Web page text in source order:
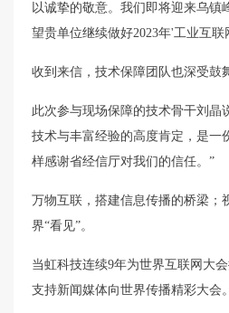
以诚挚的敬意。我们即将迎来乌镇
望贵单位继续做好2023年'工业互
收到来信，技术保障团队也深受鼓
此次参与现场保障的技术骨干刘晶
技术与丰富经验的高度肯定，是一
样感谢省经信厅对我们的信任。”
万物互联，搭建信息传播的桥梁；
界“看见”。
当虹科技连续9年为世界互联网大
支持新闻媒体向世界传播精彩大会。